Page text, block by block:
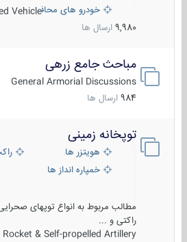
خودرو های محافظت شده
Vehicle
9,980 ارسال ها
مباحث جامع زرهی
General Armorial Discussions
984 ارسال ها
توپخانه زمینی
هویتزر ها
راکت
خمپاره انداز ها
مطالب مربوط به انواع توپهای
راکتی و ...
, Rocket & Self-propelled Artillery ...